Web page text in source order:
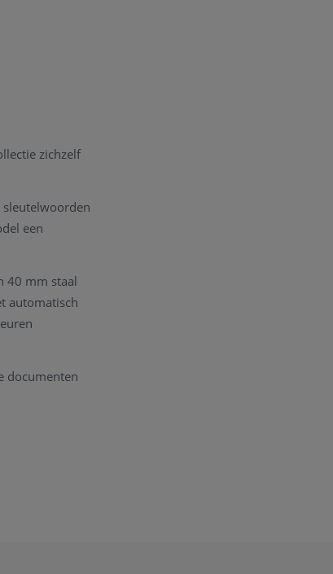
zichzelf
sleutelwoorden
een
40 mm staal
automatisch
documenten